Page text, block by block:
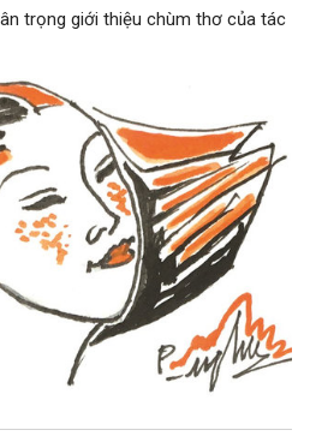
trọng giới thiệu chùm thơ của tác